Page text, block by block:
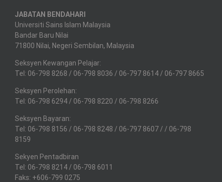
JABATAN BENDAHARI
Universiti Sains Islam Malaysia
Bandar Baru Nilai
71800 Nilai, Negeri Sembilan, Malaysia
Seksyen Kewangan Pelajar:
Tel: 06-798 8268 / 06-798 8036 / 06-797 8614 / 06-797 8665
Seksyen Perolehan:
Tel: 06-798 6294 / 06-798 8220 / 06-798 8266
Seksyen Bayaran:
Tel: 06-798 8156 / 06-798 8248 / 06-797 8607 / / 06-798
8159
Sekyen Pentadbiran
Tel: 06-798 8214 / 06-798 6011
Faks: +606-799 0275